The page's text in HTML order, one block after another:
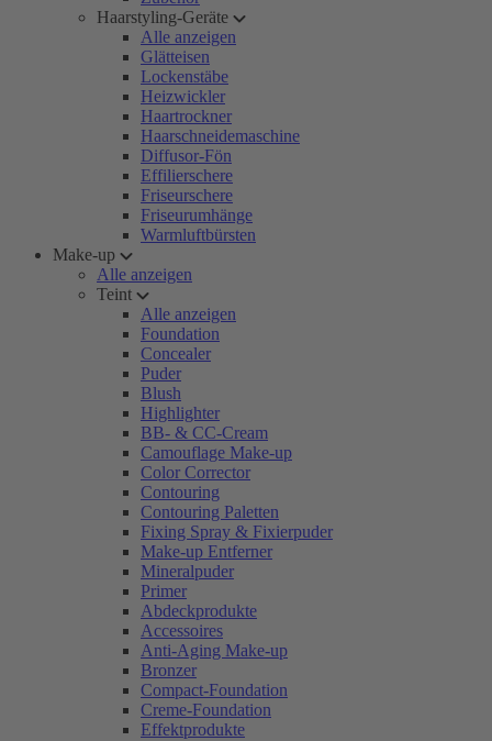
Haarstyling-Geräte
Alle anzeigen
Glätteisen
Lockenstäbe
Heizwickler
Haartrockner
Haarschneidemaschine
Diffusor-Fön
Effilierschere
Friseurschere
Friseurumhänge
Warmluftbürsten
Make-up
Alle anzeigen
Teint
Alle anzeigen
Foundation
Concealer
Puder
Blush
Highlighter
BB- & CC-Cream
Camouflage Make-up
Color Corrector
Contouring
Contouring Paletten
Fixing Spray & Fixierpuder
Make-up Entferner
Mineralpuder
Primer
Abdeckprodukte
Accessoires
Anti-Aging Make-up
Bronzer
Compact-Foundation
Creme-Foundation
Effektprodukte